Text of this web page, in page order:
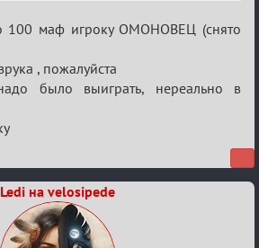
100 маф игроку ОМОНОВЕЦ (снято
, пожалуйста
было выиграть, нереально в
Ledi на velosipede